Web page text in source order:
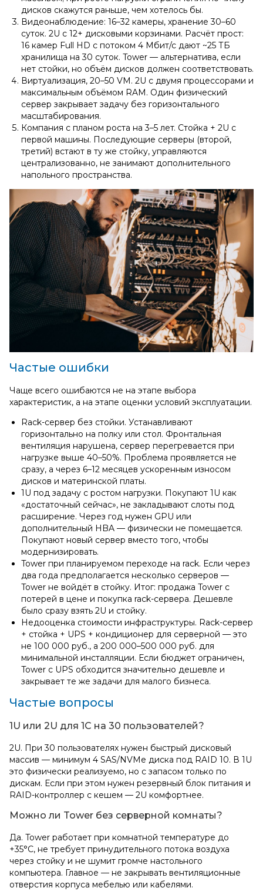
дисков скажутся раньше, чем хотелось бы.
Видеонаблюдение: 16–32 камеры, хранение 30–60
суток. 2U с 12+ дисковыми корзинами. Расчёт прост:
16 камер Full HD с потоком 4 Мбит/с дают ~25 ТБ
хранилища на 30 суток. Tower — альтернатива, если
нет стойки, но объём дисков должен соответствовать.
Виртуализация, 20–50 VM. 2U с двумя процессорами и
максимальным объёмом RAM. Один физический
сервер закрывает задачу без горизонтального
масштабирования.
Компания с планом роста на 3–5 лет. Стойка + 2U с
первой машины. Последующие серверы (второй,
третий) встают в ту же стойку, управляются
централизованно, не занимают дополнительного
напольного пространства.
Частые ошибки
Чаще всего ошибаются не на этапе выбора
характеристик, а на этапе оценки условий эксплуатации.
Rack-сервер без стойки. Устанавливают
горизонтально на полку или стол. Фронтальная
вентиляция нарушена, сервер перегревается при
нагрузке выше 40–50%. Проблема проявляется не
сразу, а через 6–12 месяцев ускоренным износом
дисков и материнской платы.
1U под задачу с ростом нагрузки. Покупают 1U как
«достаточный сейчас», не закладывают слоты под
расширение. Через год нужен GPU или
дополнительный HBA — физически не помещается.
Покупают новый сервер вместо того, чтобы
модернизировать.
Tower при планируемом переходе на rack. Если через
два года предполагается несколько серверов —
Tower не войдёт в стойку. Итог: продажа Tower с
потерей в цене и покупка rack-сервера. Дешевле
было сразу взять 2U и стойку.
Недооценка стоимости инфраструктуры. Rack‑сервер
+ стойка + UPS + кондиционер для серверной — это
не 100 000 руб., а 200 000–500 000 руб. для
минимальной инсталляции. Если бюджет ограничен,
Tower с UPS обходится значительно дешевле и
закрывает те же задачи для малого бизнеса.
Частые вопросы
1U или 2U для 1С на 30 пользователей?
2U. При 30 пользователях нужен быстрый дисковый
массив — минимум 4 SAS/NVMe диска под RAID 10. В 1U
это физически реализуемо, но с запасом только по
дискам. Если при этом нужен резервный блок питания и
RAID-контроллер с кешем — 2U комфортнее.
Можно ли Tower без серверной комнаты?
Да. Tower работает при комнатной температуре до
+35°C, не требует принудительного потока воздуха
через стойку и не шумит громче настольного
компьютера. Главное — не закрывать вентиляционные
отверстия корпуса мебелью или кабелями.